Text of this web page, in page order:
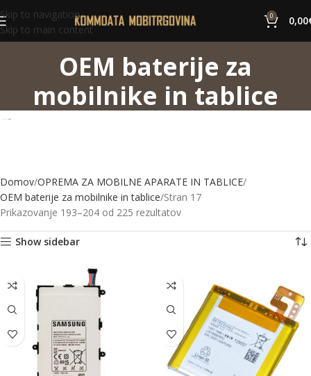
Skip to navigation
Skip to main content
0 0,00
OEM baterije za
mobilnike in tablice
Domov OPREMA ZA MOBILNE APARATE IN TABLICE
OEM baterije za mobilnike in tablice Stran 17
Prikazovanje 193–204 od 225 rezultatov
Show sidebar